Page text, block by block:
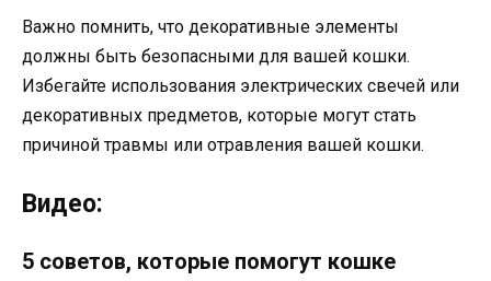
Важно помнить, что декоративные элементы
должны быть безопасными для вашей кошки.
Избегайте использования электрических свечей или
декоративных предметов, которые могут стать
причиной травмы или отравления вашей кошки.
Видео:
5 советов, которые помогут кошке